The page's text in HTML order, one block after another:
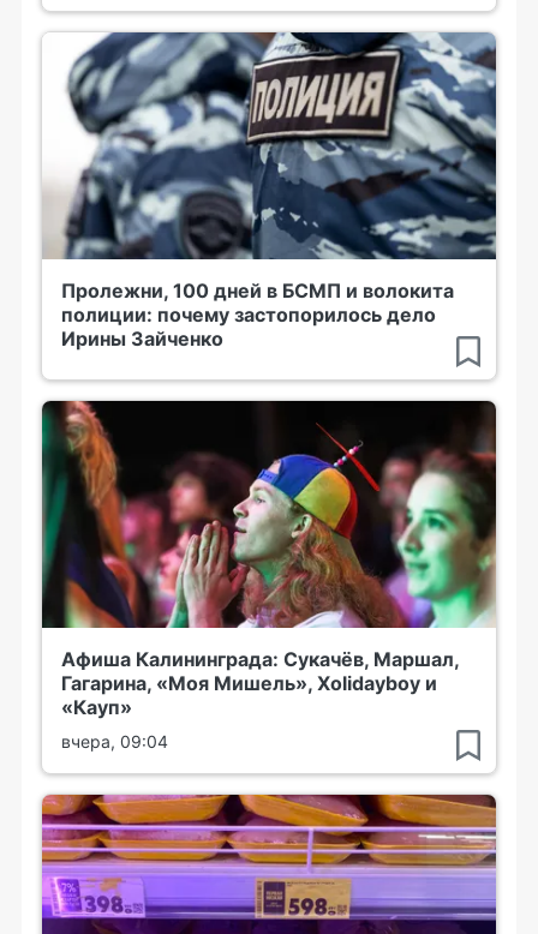
Пролежни, 100 дней в БСМП и волокита
полиции: почему застопорилось дело
Ирины Зайченко
Афиша Калининграда: Сукачёв, Маршал,
Гагарина, «Моя Мишель», Xolidayboy и
«Кауп»
вчера, 09:04